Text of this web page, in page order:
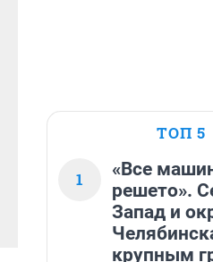
ТОП 5
1
«Все
решето».
Запад и
крупным